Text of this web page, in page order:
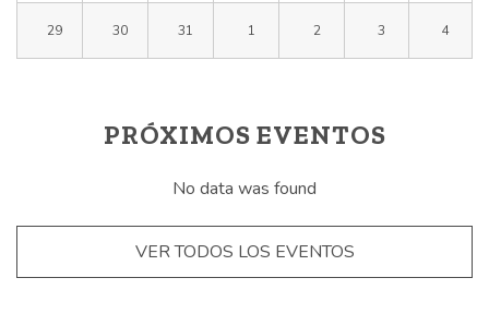
29 30 31 1 2 3 4
PRÓXIMOS EVENTOS
No data was found
VER TODOS LOS EVENTOS